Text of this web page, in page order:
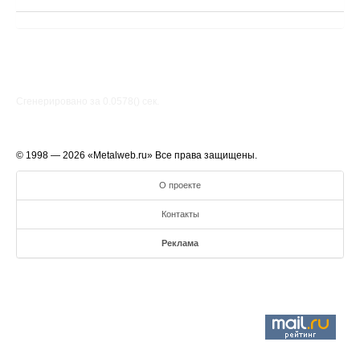
© 1998 — 2026 «Metalweb.ru» Все права защищены.
О проекте
Контакты
Реклама